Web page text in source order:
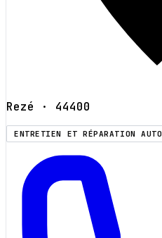
Rezé · 44400
ENTRETIEN ET RÉPARATION AUTO